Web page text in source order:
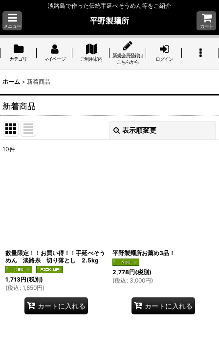
淡路島で作った伝統手延べそうめん等をご紹介
メニュー
平野製麺所
カート
カテゴリ マイページ ご利用案内
新規会員登録は
こちらから
ログイン
ホーム > 新着商品
新着商品
表示順変更
10件
数量限定！！お買い得！！手延べそう
めん 淡路糸 切り落とし 2.5kg
1,713円(税別)
(税込 : 1,850円)
カートに入れる
平野製麺所お薦め3品！
2,778円(税別)
(税込 : 3,000円)
カートに入れる